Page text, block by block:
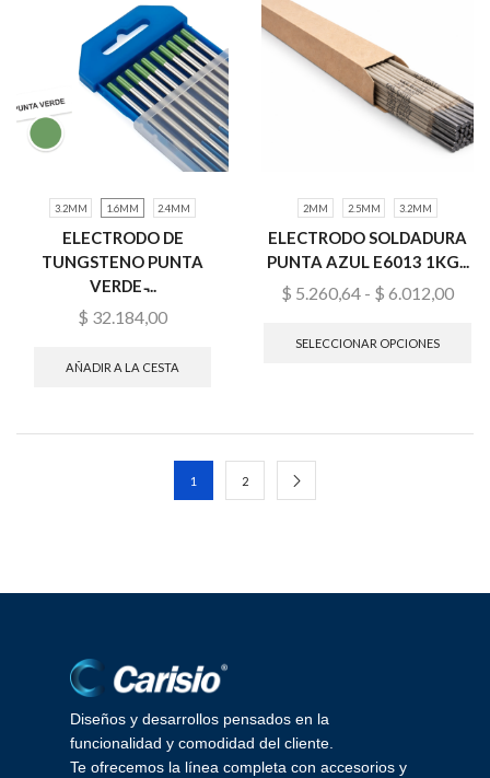
3.2MM 1.6MM 2.4MM
ELECTRODO DE
TUNGSTENO PUNTA
VERDE ̵...
$ 32.184,00
AÑADIR A LA CESTA
2MM 2.5MM 3.2MM
ELECTRODO SOLDADURA
PUNTA AZUL E6013 1KG...
$ 5.260,64 - $ 6.012,00
SELECCIONAR OPCIONES
1 2
Diseños y desarrollos pensados en la
funcionalidad y comodidad del cliente.
Te ofrecemos la línea completa con accesorios y